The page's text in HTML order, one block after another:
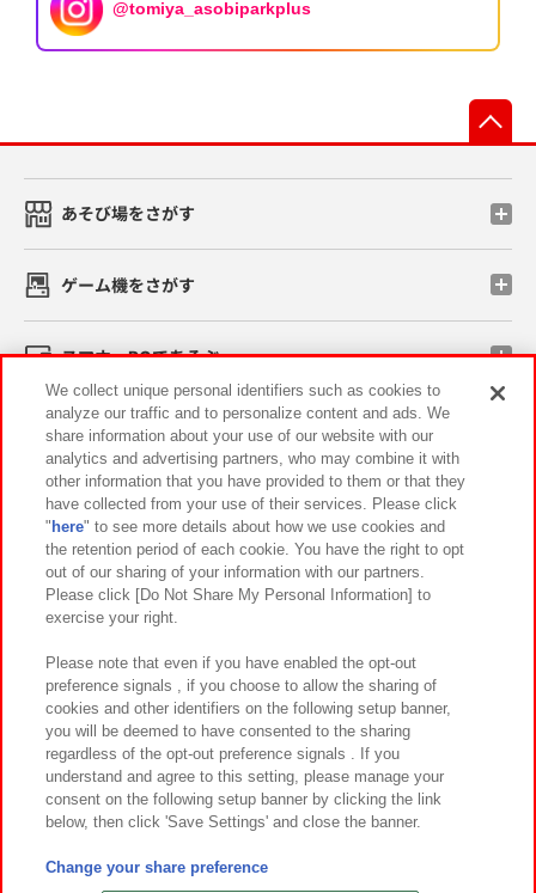
@tomiya_asobiparkplus
あそび場をさがす
ゲーム機をさがす
スマホ・PCであそぶ
イベント・キャンペーン
関連会社 サステナビリティ サイトポリシー
プライバシーポリシー ウェブアクセシビリティ方針と検証結果
お取引先さまとともに
カスタマーハラスメント対応方針 よくあるご質問・お問い合わせ
©Bandai Namco Amusement Inc.
©Bandai Namco Amusement Lab Inc.
We collect unique personal identifiers such as cookies to
analyze our traffic and to personalize content and ads. We
share information about your use of our website with our
analytics and advertising partners, who may combine it with
other information that you have provided to them or that they
have collected from your use of their services. Please click
" here" to see more details about how we use cookies and
the retention period of each cookie. You have the right to opt
out of our sharing of your information with our partners.
Please click [Do Not Share My Personal Information] to
exercise your right.
Please note that even if you have enabled the opt-out
preference signals , if you choose to allow the sharing of
cookies and other identifiers on the following setup banner,
you will be deemed to have consented to the sharing
regardless of the opt-out preference signals . If you
understand and agree to this setting, please manage your
consent on the following setup banner by clicking the link
below, then click 'Save Settings' and close the banner.
Change your share preference